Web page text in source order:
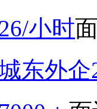
小时
东外企